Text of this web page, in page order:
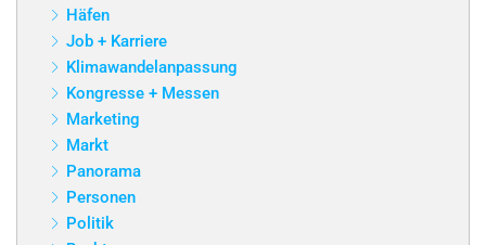
Häfen
Job + Karriere
Klimawandelanpassung
Kongresse + Messen
Marketing
Markt
Panorama
Personen
Politik